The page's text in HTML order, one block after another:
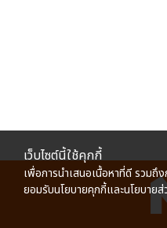
เว็บไซต์นี้ใช้คุกกี้
เพื่อการนำเสนอเนื้อหาที่ดี รวมถึ
ยอมรับนโยบายคุกกี้และนโยบายส่